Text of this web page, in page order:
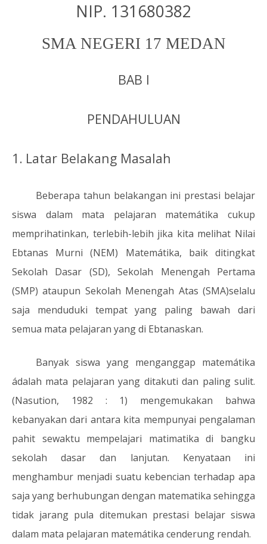
NIP. 131680382
SMA NEGERI 17 MEDAN
BAB I
PENDAHULUAN
1. Latar Belakang Masalah
Beberapa tahun belakangan ini prestasi belajar
siswa dalam mata pelajaran matemátika cukup
memprihatinkan, terlebih-lebih jika kita melihat Nilai
Ebtanas Murni (NEM) Matemátika, baik ditingkat
Sekolah Dasar (SD), Sekolah Menengah Pertama
(SMP) ataupun Sekolah Menengah Atas (SMA)selalu
saja menduduki tempat yang paling bawah dari
semua mata pelajaran yang di Ebtanaskan.
Banyak siswa yang menganggap matemátika
ádalah mata pelajaran yang ditakuti dan paling sulit.
(Nasution, 1982 : 1) mengemukakan bahwa
kebanyakan dari antara kita mempunyai pengalaman
pahit sewaktu mempelajari matimatika di bangku
sekolah dasar dan lanjutan. Kenyataan ini
menghambur menjadi suatu kebencian terhadap apa
saja yang berhubungan dengan matematika sehingga
tidak jarang pula ditemukan prestasi belajar siswa
dalam mata pelajaran matemátika cenderung rendah.